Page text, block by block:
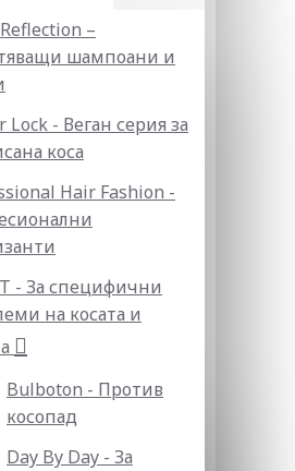
–
шампоани и
Lock - Веган серия за
коса
Hair Fashion -
- За специфични
на косата и
Bulboton - Против
косопад
Day By Day - За